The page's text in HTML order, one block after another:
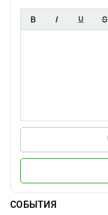
СОБЫТИЯ